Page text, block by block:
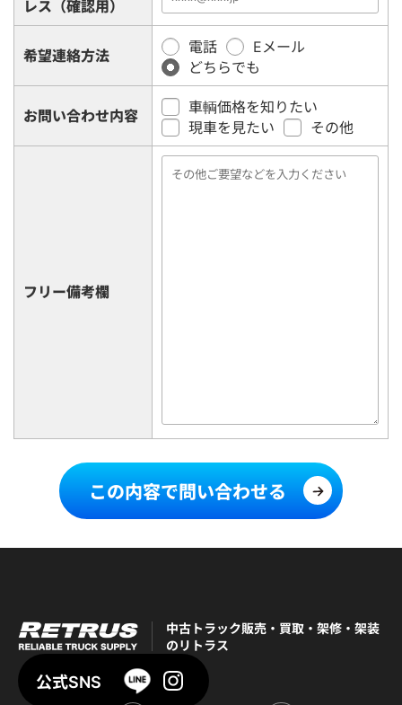
レス（確認用）
希望連絡方法
電話
Eメール
どちらでも
お問い合わせ内容
車輌価格を知りたい
現車を見たい
その他
フリー備考欄
この内容で問い合わせる
中古トラック販売・買取・架修・架装
のリトラス
公式SNS